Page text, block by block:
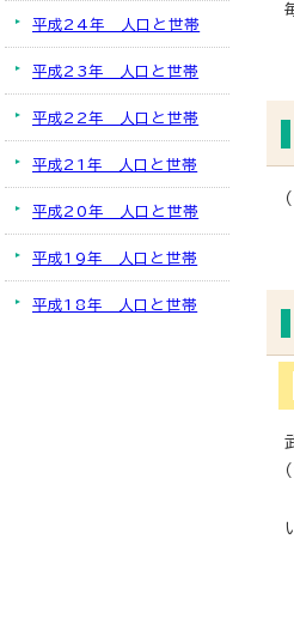
平成24年 人口と世帯
平成23年 人口と世帯
平成22年 人口と世帯
平成21年 人口と世帯
平成20年 人口と世帯
平成19年 人口と世帯
平成18年 人口と世帯